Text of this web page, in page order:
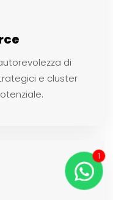
di
e cluster
1